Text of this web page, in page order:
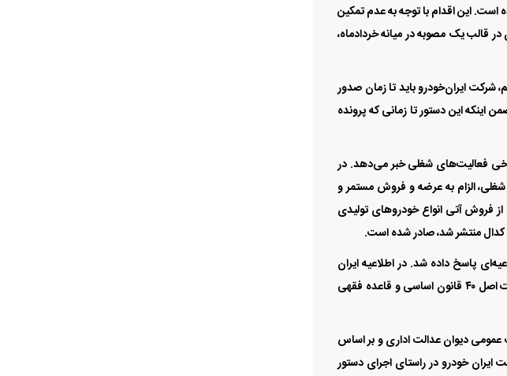
است. این اقدام با توجه به عدم تمکین
درصدی برای محصولات تولیدی در قالب یک مصوبه در میانه خردادماه،
شرکت ایران‌خودرو باید تا زمان صدور
این دستور تا زمانی که پرونده
فعالیت‌های شغلی خبر می‌دهد. در
الزام به عرضه و فروش مستمر و
فروش آتی انواع خودرو‌های تولیدی
سوی ایران خودرو با انتشار اطلاعیه‌ای پاسخ داده شد. در اطلاعیه ایران
خودرو خطاب به سازمان تعزیرات، اشاره شده که این دستور ابهامات بسیار جدی در اجرا دارد و بدون رعایت اصل ۴۰ قانون اساسی و قاعده فقهی
عمومی دیوان عدالت اداری و بر اساس
خودرو در راستای اجرای دستور